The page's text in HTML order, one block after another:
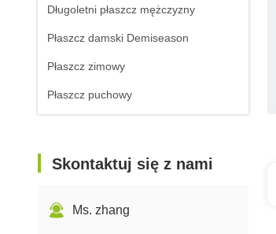
Długoletni płaszcz mężczyzny
Płaszcz damski Demiseason
Płaszcz zimowy
Płaszcz puchowy
Skontaktuj się z nami
Ms. zhang